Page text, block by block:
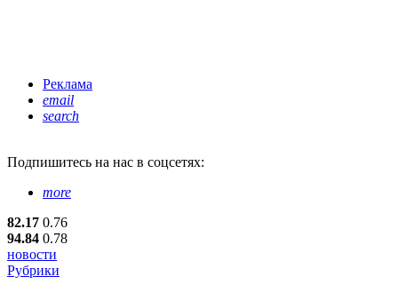
Реклама
email
search
Подпишитесь на нас в соцсетях:
more
82.17 0.76
94.84 0.78
новости
Рубрики